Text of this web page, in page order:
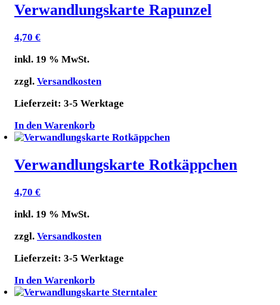
Verwandlungskarte Rapunzel
4,70 €
inkl. 19 % MwSt.
zzgl. Versandkosten
Lieferzeit: 3-5 Werktage
In den Warenkorb
Verwandlungskarte Rotkäppchen
4,70 €
inkl. 19 % MwSt.
zzgl. Versandkosten
Lieferzeit: 3-5 Werktage
In den Warenkorb